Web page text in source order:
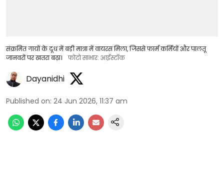
संक्रमित गायों के दूध में बड़ी मात्रा में वायरस मिला, जिससे फार्म कर्मियों और पालतू
जानवरों पर खतरा बढ़ा।
फोटो साभार: आईस्टॉक
Dayanidhi
Published on: 24 Jun 2026, 11:37 am